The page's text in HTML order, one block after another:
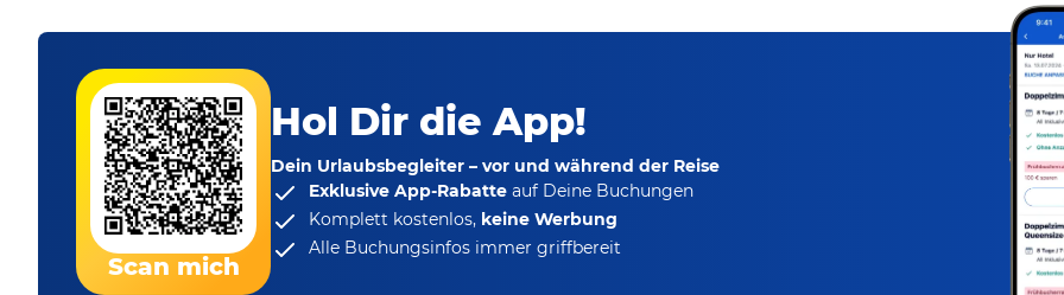
Scan mich
Hol Dir die App!
Dein Urlaubsbegleiter – vor und während der Reise
Exklusive App-Rabatte auf Deine Buchungen
Komplett kostenlos, keine Werbung
Alle Buchungsinfos immer griffbereit